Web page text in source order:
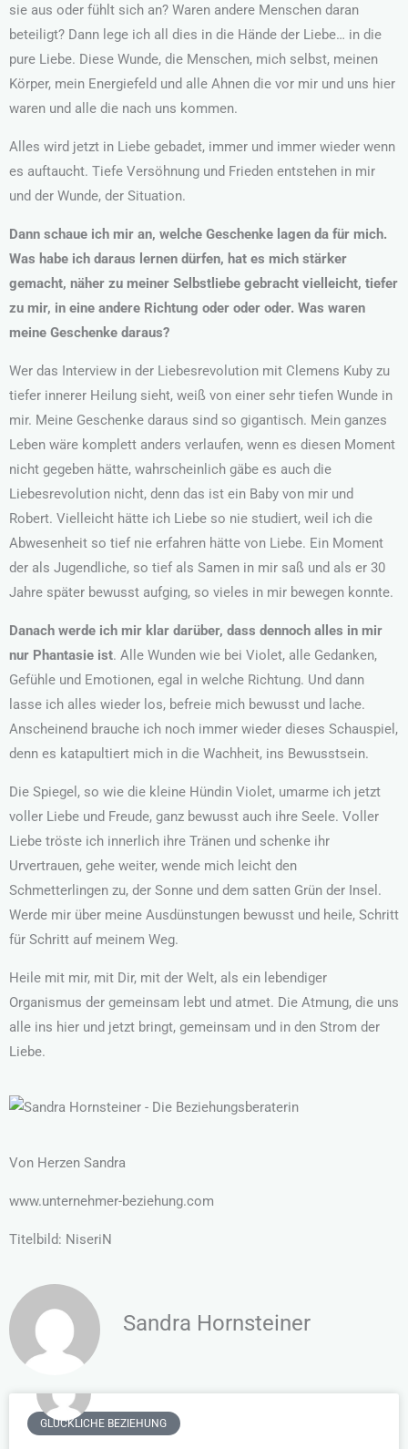
sie aus oder fühlt sich an? Waren andere Menschen daran
beteiligt? Dann lege ich all dies in die Hände der Liebe… in die
pure Liebe. Diese Wunde, die Menschen, mich selbst, meinen
Körper, mein Energiefeld und alle Ahnen die vor mir und uns hier
waren und alle die nach uns kommen.
Alles wird jetzt in Liebe gebadet, immer und immer wieder wenn
es auftaucht. Tiefe Versöhnung und Frieden entstehen in mir
und der Wunde, der Situation.
Dann schaue ich mir an, welche Geschenke lagen da für mich.
Was habe ich daraus lernen dürfen, hat es mich stärker
gemacht, näher zu meiner Selbstliebe gebracht vielleicht, tiefer
zu mir, in eine andere Richtung oder oder oder. Was waren
meine Geschenke daraus?
Wer das Interview in der Liebesrevolution mit Clemens Kuby zu
tiefer innerer Heilung sieht, weiß von einer sehr tiefen Wunde in
mir. Meine Geschenke daraus sind so gigantisch. Mein ganzes
Leben wäre komplett anders verlaufen, wenn es diesen Moment
nicht gegeben hätte, wahrscheinlich gäbe es auch die
Liebesrevolution nicht, denn das ist ein Baby von mir und
Robert. Vielleicht hätte ich Liebe so nie studiert, weil ich die
Abwesenheit so tief nie erfahren hätte von Liebe. Ein Moment
der als Jugendliche, so tief als Samen in mir saß und als er 30
Jahre später bewusst aufging, so vieles in mir bewegen konnte.
Danach werde ich mir klar darüber, dass dennoch alles in mir
nur Phantasie ist. Alle Wunden wie bei Violet, alle Gedanken,
Gefühle und Emotionen, egal in welche Richtung. Und dann
lasse ich alles wieder los, befreie mich bewusst und lache.
Anscheinend brauche ich noch immer wieder dieses Schauspiel,
denn es katapultiert mich in die Wachheit, ins Bewusstsein.
Die Spiegel, so wie die kleine Hündin Violet, umarme ich jetzt
voller Liebe und Freude, ganz bewusst auch ihre Seele. Voller
Liebe tröste ich innerlich ihre Tränen und schenke ihr
Urvertrauen, gehe weiter, wende mich leicht den
Schmetterlingen zu, der Sonne und dem satten Grün der Insel.
Werde mir über meine Ausdünstungen bewusst und heile, Schritt
für Schritt auf meinem Weg.
Heile mit mir, mit Dir, mit der Welt, als ein lebendiger
Organismus der gemeinsam lebt und atmet. Die Atmung, die uns
alle ins hier und jetzt bringt, gemeinsam und in den Strom der
Liebe.
Von Herzen Sandra
www.unternehmer-beziehung.com
Titelbild: NiseriN
Sandra Hornsteiner
GLÜCKLICHE BEZIEHUNG